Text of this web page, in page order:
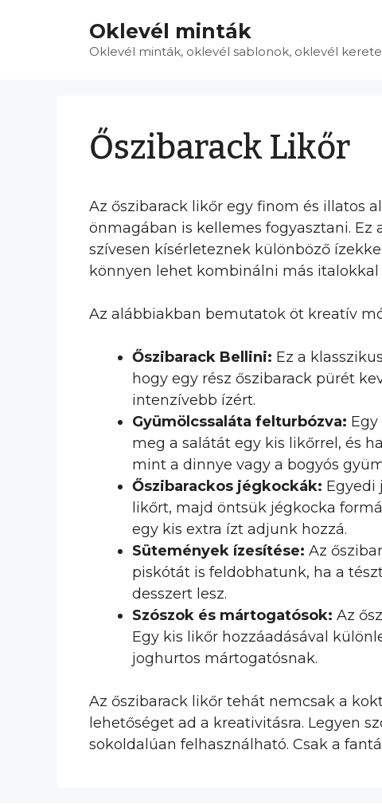
Oklevél minták
Oklevél minták, oklevél sablonok, oklevél
Őszibarack Likőr
Az őszibarack likőr egy finom és illatos
önmagában is kellemes fogyasztani. Ez
szívesen kísérleteznek különböző
könnyen lehet kombinálni más
Az alábbiakban bemutatok öt kreatív
Őszibarack Bellini: Ez a
hogy egy rész őszibarack pürét
intenzívebb ízért.
Gyümölcssaláta felturbózva:
meg a salátát egy kis likőrrel, és
mint a dinnye vagy a bogyós
Őszibarackos jégkockák: Egyedi
likőrt, majd öntsük jégkocka
egy kis extra ízt adjunk hozzá.
Sütemények ízesítése: Az
piskótát is feldobhatunk, ha a
desszert lesz.
Szószok és mártogatósok: Az
Egy kis likőr hozzáadásával
joghurtos mártogatósnak.
Az őszibarack likőr tehát nemcsak a
lehetőséget ad a kreativitásra. Legyen
sokoldalúan felhasználható. Csak a